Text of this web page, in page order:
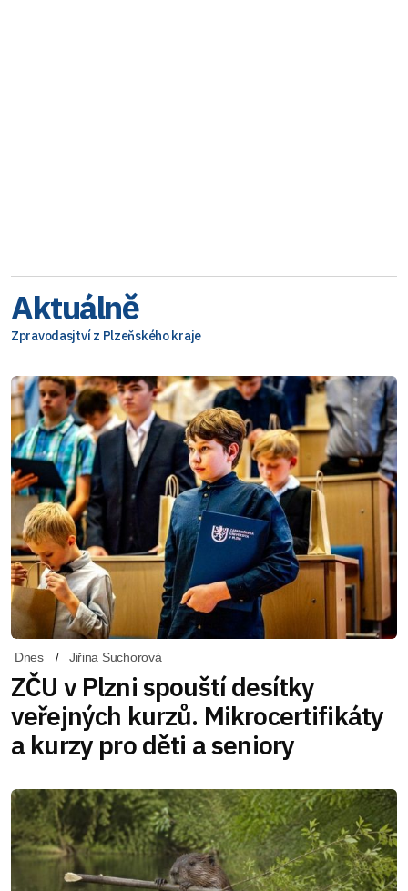
Aktuálně
Zpravodasjtví z Plzeňského kraje
Dnes Jiřina Suchorová
ZČU v Plzni spouští desítky
veřejných kurzů. Mikrocertifikáty
a kurzy pro děti a seniory